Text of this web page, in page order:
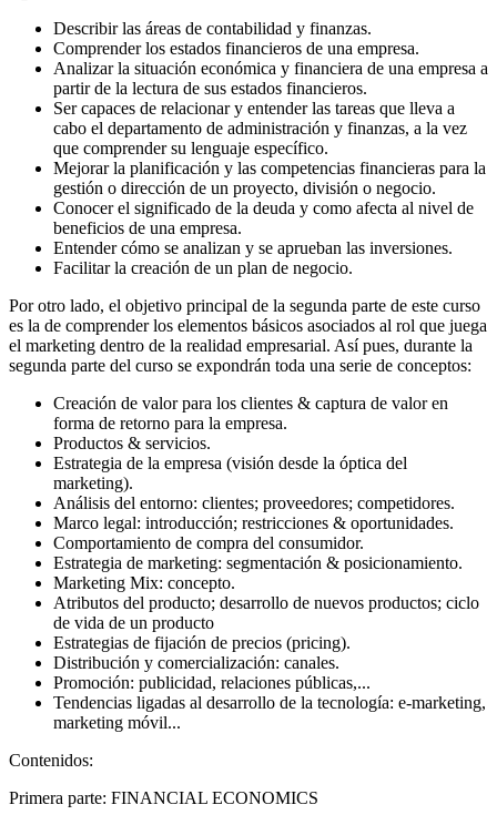
Describir las áreas de contabilidad y finanzas.
Comprender los estados financieros de una empresa.
Analizar la situación económica y financiera de una empresa a
partir de la lectura de sus estados financieros.
Ser capaces de relacionar y entender las tareas que lleva a
cabo el departamento de administración y finanzas, a la vez
que comprender su lenguaje específico.
Mejorar la planificación y las competencias financieras para la
gestión o dirección de un proyecto, división o negocio.
Conocer el significado de la deuda y como afecta al nivel de
beneficios de una empresa.
Entender cómo se analizan y se aprueban las inversiones.
Facilitar la creación de un plan de negocio.
Por otro lado, el objetivo principal de la segunda parte de este curso
es la de comprender los elementos básicos asociados al rol que juega
el marketing dentro de la realidad empresarial. Así pues, durante la
segunda parte del curso se expondrán toda una serie de conceptos:
Creación de valor para los clientes & captura de valor en
forma de retorno para la empresa.
Productos & servicios.
Estrategia de la empresa (visión desde la óptica del
marketing).
Análisis del entorno: clientes; proveedores; competidores.
Marco legal: introducción; restricciones & oportunidades.
Comportamiento de compra del consumidor.
Estrategia de marketing: segmentación & posicionamiento.
Marketing Mix: concepto.
Atributos del producto; desarrollo de nuevos productos; ciclo
de vida de un producto
Estrategias de fijación de precios (pricing).
Distribución y comercialización: canales.
Promoción: publicidad, relaciones públicas,...
Tendencias ligadas al desarrollo de la tecnología: e-marketing,
marketing móvil...
Contenidos:
Primera parte: FINANCIAL ECONOMICS